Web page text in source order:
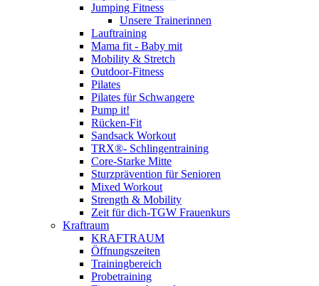
Jumping Fitness
Unsere Trainerinnen
Lauftraining
Mama fit - Baby mit
Mobility & Stretch
Outdoor-Fitness
Pilates
Pilates für Schwangere
Pump it!
Rücken-Fit
Sandsack Workout
TRX®- Schlingentraining
Core-Starke Mitte
Sturzprävention für Senioren
Mixed Workout
Strength & Mobility
Zeit für dich-TGW Frauenkurs
Kraftraum
KRAFTRAUM
Öffnungszeiten
Trainingbereich
Probetraining